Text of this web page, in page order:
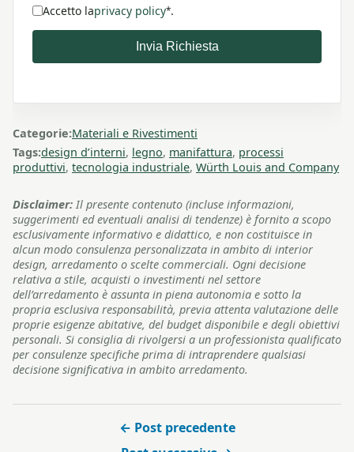
Accetto laprivacy policy*.
Invia Richiesta
Categorie:Materiali e Rivestimenti
Tags:design d’interni, legno, manifattura, processi
produttivi, tecnologia industriale, Würth Louis and Company
Disclaimer: Il presente contenuto (incluse informazioni,
suggerimenti ed eventuali analisi di tendenze) è fornito a scopo
esclusivamente informativo e didattico, e non costituisce in
alcun modo consulenza personalizzata in ambito di interior
design, arredamento o scelte commerciali. Ogni decisione
relativa a stile, acquisti o investimenti nel settore
dell’arredamento è assunta in piena autonomia e sotto la
propria esclusiva responsabilità, previa attenta valutazione delle
proprie esigenze abitative, del budget disponibile e degli obiettivi
personali. Si consiglia di rivolgersi a un professionista qualificato
per consulenze specifiche prima di intraprendere qualsiasi
decisione significativa in ambito arredamento.
← Post precedente